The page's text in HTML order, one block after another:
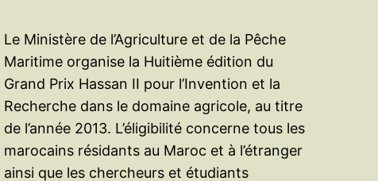
Le Ministère de l’Agriculture et de la Pêche
Maritime organise la Huitième édition du
Grand Prix Hassan II pour l’Invention et la
Recherche dans le domaine agricole, au titre
de l’année 2013. L’éligibilité concerne tous les
marocains résidants au Maroc et à l’étranger
ainsi que les chercheurs et étudiants